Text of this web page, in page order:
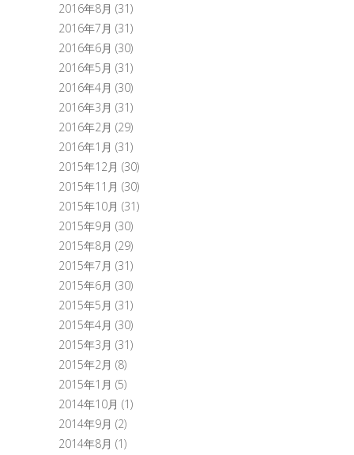
2016年8月 (31)
2016年7月 (31)
2016年6月 (30)
2016年5月 (31)
2016年4月 (30)
2016年3月 (31)
2016年2月 (29)
2016年1月 (31)
2015年12月 (30)
2015年11月 (30)
2015年10月 (31)
2015年9月 (30)
2015年8月 (29)
2015年7月 (31)
2015年6月 (30)
2015年5月 (31)
2015年4月 (30)
2015年3月 (31)
2015年2月 (8)
2015年1月 (5)
2014年10月 (1)
2014年9月 (2)
2014年8月 (1)